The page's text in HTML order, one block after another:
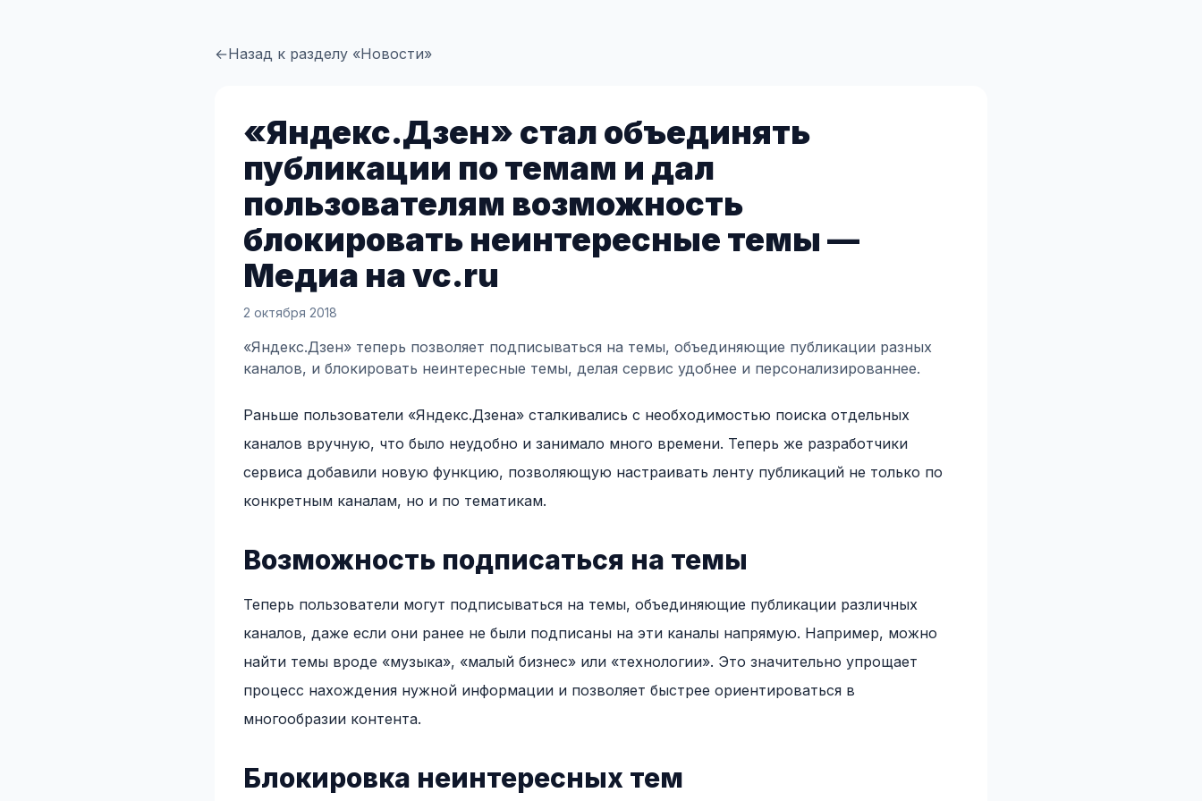
←Назад к разделу «Новости»
«Яндекс.Дзен» стал объединять
публикации по темам и дал
пользователям возможность
блокировать неинтересные темы —
Медиа на vc.ru
2 октября 2018
«Яндекс.Дзен» теперь позволяет подписываться на темы, объединяющие публикации разных
каналов, и блокировать неинтересные темы, делая сервис удобнее и персонализированнее.
Раньше пользователи «Яндекс.Дзена» сталкивались с необходимостью поиска отдельных
каналов вручную, что было неудобно и занимало много времени. Теперь же разработчики
сервиса добавили новую функцию, позволяющую настраивать ленту публикаций не только по
конкретным каналам, но и по тематикам.
Возможность подписаться на темы
Теперь пользователи могут подписываться на темы, объединяющие публикации различных
каналов, даже если они ранее не были подписаны на эти каналы напрямую. Например, можно
найти темы вроде «музыка», «малый бизнес» или «технологии». Это значительно упрощает
процесс нахождения нужной информации и позволяет быстрее ориентироваться в
многообразии контента.
Блокировка неинтересных тем